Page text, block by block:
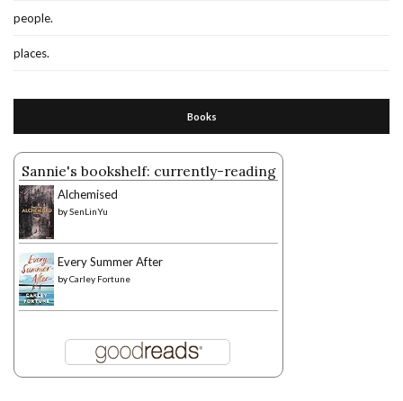
people.
places.
Books
Sannie's bookshelf: currently-reading
Alchemised
bySenLinYu
Every Summer After
byCarley Fortune